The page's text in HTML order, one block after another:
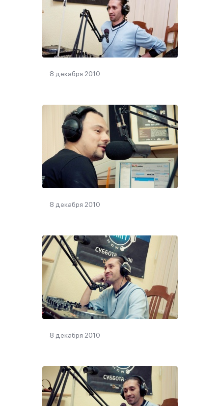
8 декабря 2010
8 декабря 2010
8 декабря 2010